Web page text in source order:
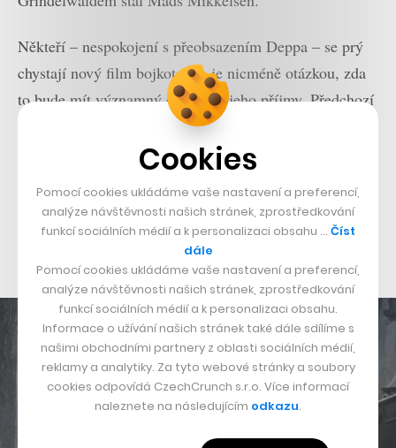
Někteří – nespokojení s přeobsazením Deppa – se prý
chystají nový film bojkotovat, je nicméně otázkou, zda
to bude mít významný dopad na jeho příjmy. Předchozí
Fantastických zvířatv kinech vydělaly 814 a 654
milionů dolarů, přičemž až ve druhém, méně úspěšném,
Mikkelsen je dnes navíc podle mnohých lepší herec než
Depp. Je tedy možné, že je přesvědčí první nebo další
Cookies
Pomocí cookies ukládáme vaše nastavení a preferencí,
analýze návštěvnosti našich stránek, zprostředkování
funkcí sociálních médií a k personalizaci obsahu … Číst
dále
Pomocí cookies ukládáme vaše nastavení a preferencí,
analýze návštěvnosti našich stránek, zprostředkování
funkcí sociálních médií a k personalizaci obsahu.
Informace o užívání našich stránek také dále sdílíme s
našimi obchodními partnery z oblasti sociálních médií,
reklamy a analytiky. Za tyto webové stránky a soubory
cookies odpovídá CzechCrunch s.r.o. Více informací
naleznete na následujícím odkazu.